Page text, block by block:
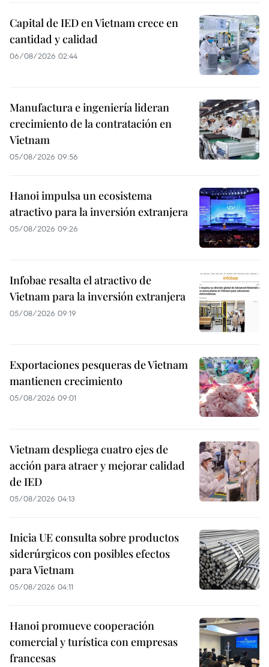
Capital de IED en Vietnam crece en
cantidad y calidad
06/08/2026 02:44
Manufactura e ingeniería lideran
crecimiento de la contratación en
Vietnam
05/08/2026 09:56
Hanoi impulsa un ecosistema
atractivo para la inversión extranjera
05/08/2026 09:26
Infobae resalta el atractivo de
Vietnam para la inversión extranjera
05/08/2026 09:19
Exportaciones pesqueras de Vietnam
mantienen crecimiento
05/08/2026 09:01
Vietnam despliega cuatro ejes de
acción para atraer y mejorar calidad
de IED
05/08/2026 04:13
Inicia UE consulta sobre productos
siderúrgicos con posibles efectos
para Vietnam
05/08/2026 04:11
Hanoi promueve cooperación
comercial y turística con empresas
francesas